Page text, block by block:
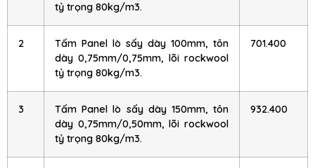
tỷ trọng 80kg/m3.
2
Tấm Panel lò sấy dày 100mm, tôn
dày 0,75mm/0,75mm, lõi rockwool
tỷ trọng 80kg/m3.
701.400
3
Tấm Panel lò sấy dày 150mm, tôn
dày 0,75mm/0,50mm, lõi rockwool
tỷ trọng 80kg/m3.
932.400